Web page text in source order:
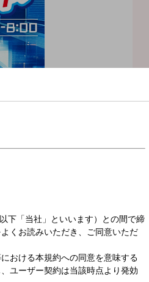
と共に、考えていきます。